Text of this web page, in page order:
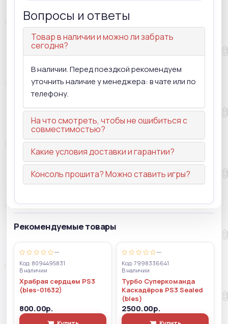
Вопросы и ответы
Товар в наличии и можно ли забрать
сегодня?
В наличии. Перед поездкой рекомендуем
уточнить наличие у менеджера: в чате или по
телефону.
На что смотреть, чтобы не ошибиться с
совместимостью?
Какие условия доставки и гарантии?
Консоль прошита? Можно ставить игры?
Рекомендуемые товары
—
Код: 8094495831
В наличии
Храбрая сердцем PS3
(bles-01632)
800.00р.
—
Код: 7998336641
В наличии
Турбо Суперкоманда
Каскадёров PS3 Sealed
(bles)
2500.00р.